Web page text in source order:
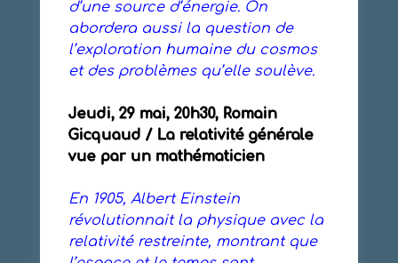
d’une source d’énergie. On
abordera aussi la question de
l’exploration humaine du cosmos
et des problèmes qu’elle soulève.
Jeudi, 29 mai, 20h30, Romain
Gicquaud / La relativité générale
vue par un mathématicien
En 1905, Albert Einstein
révolutionnait la physique avec la
relativité restreinte, montrant que